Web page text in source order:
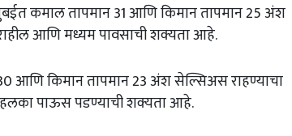
कमाल तापमान 31 आणि किमान तापमान 25 अंश
आणि मध्यम पावसाची शक्यता आहे.
आणि किमान तापमान 23 अंश सेल्सिअस राहण्याचा
पाऊस पडण्याची शक्यता आहे.